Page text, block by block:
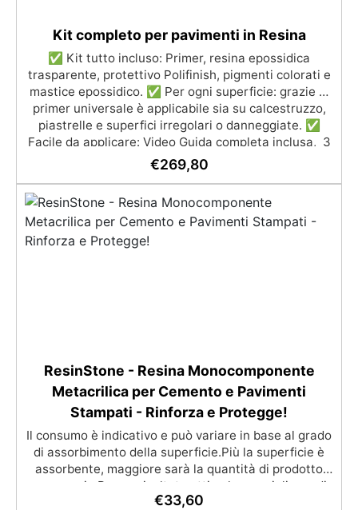
Kit completo per pavimenti in Resina
✅ Kit tutto incluso: Primer, resina epossidica
trasparente, protettivo Polifinish, pigmenti colorati e
mastice epossidico. ✅ Per ogni superficie: grazie al
primer universale è applicabile sia su calcestruzzo,
piastrelle e superfici irregolari o danneggiate. ✅
Facile da applicare: Video Guida completa inclusa, 3
semplici passaggi, dalla preparazione della superficie
alla finitura protettiva antigraffio. ✅ Risultati
professionali: Sistema autolivellante, resistente ai
raggi UV, duraturo e con finitura lucida o satinata. ✅
Personalizzabile: Disponibile in kit per metrature da
2m² a 100m², con una vasta gamma di pigmenti
€269,80
ResinStone - Resina Monocomponente
Metacrilica per Cemento e Pavimenti
Stampati - Rinforza e Protegge!
Il consumo è indicativo e può variare in base al grado
di assorbimento della superficie.Più la superficie è
assorbente, maggiore sarà la quantità di prodotto
necessaria.Per un risultato ottimale, consigliamo di
acquistare una quantità sufficiente per l’applicazione
€33,60